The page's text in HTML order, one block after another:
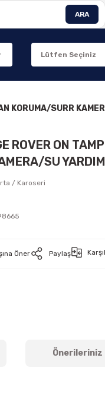
ARA
KORUMA/SURR
ROVER ON
SU
/ Karoseri
Öner Paylaş
Önerileriniz